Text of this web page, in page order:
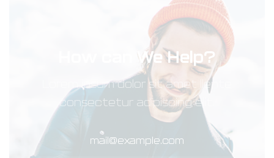
How can We Help?
Lorem ipsum dolor sit amet llente
consectetur adipiscing elit.
mail@example.com